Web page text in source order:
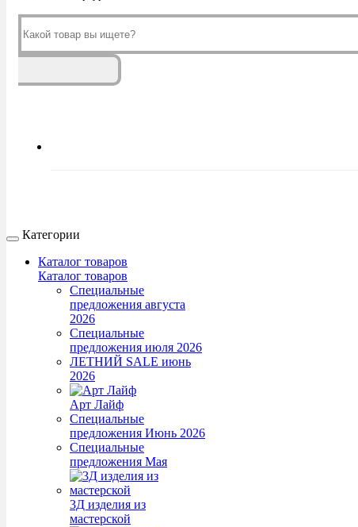
Категории
Каталог товаров
Каталог товаров
Специальные
предложения августа
2026
Специальные
предложения июля 2026
ЛЕТНИЙ SALE июнь
2026
Арт Лайф
Специальные
предложения Июнь 2026
Специальные
предложения Мая
3Д изделия из
мастерской